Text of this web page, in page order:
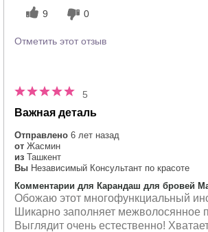
Как отличается опыт использования
этого продукта от декоративной
9 0
Отметить этот отзыв
5
Важная деталь
Отправлено 6 лет назад
от Жасмин
из Ташкент
Вы Независимый Консультант по красоте
Комментарии для Карандаш для бровей
Обожаю этот многофункциальный
Шикарно заполняет межволосянное
Выглядит очень естественно!